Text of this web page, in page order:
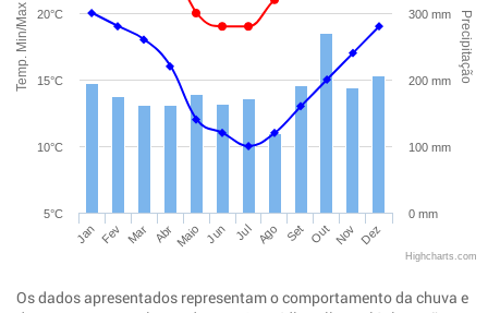
Temp. Min/Max Precipitação
Jan Fev Mar Abr Maio Jun Jul Ago Set Out Nov Dez
5°C
10°C
15°C
20°C
0 mm
100 mm
200 mm
300 mm
Highcharts.com
Os dados apresentados representam o comportamento da chuva e